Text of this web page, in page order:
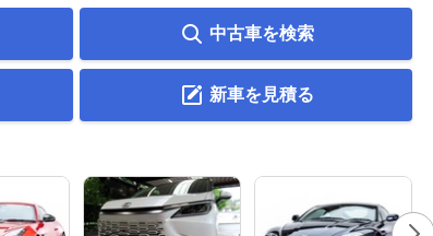
中古車を検索
新車を見積る